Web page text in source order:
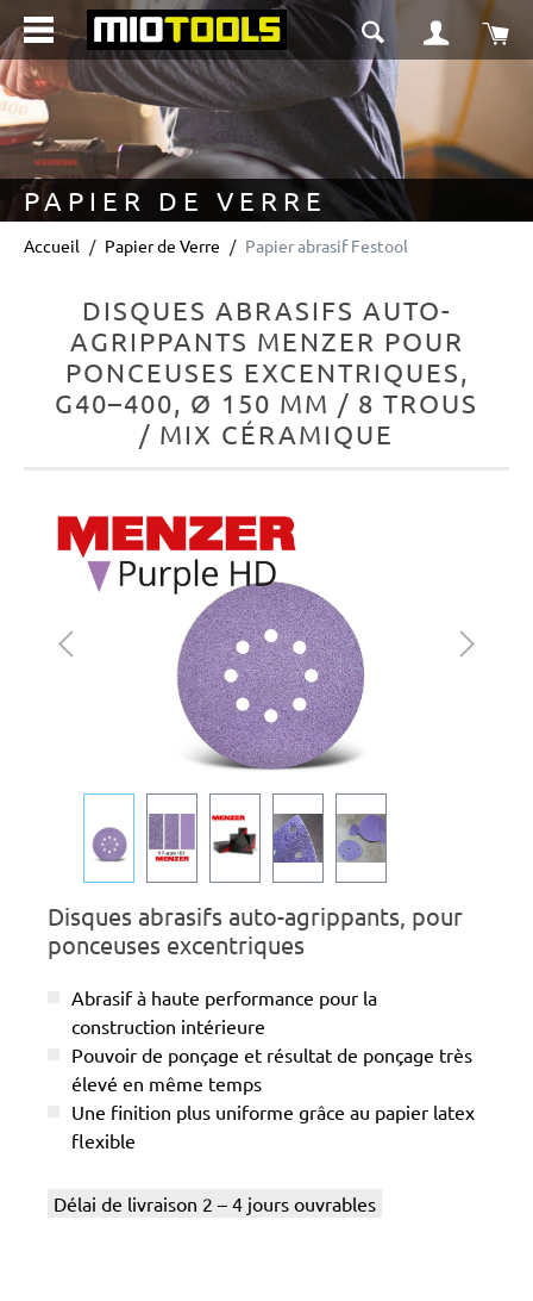
principal
PAPIER DE VERRE
Accueil Papier de Verre Papier abrasif Festool
DISQUES ABRASIFS AUTO-
AGRIPPANTS MENZER POUR
PONCEUSES EXCENTRIQUES,
G40–400, Ø 150 MM / 8 TROUS
/ MIX CÉRAMIQUE
Ignorer la galerie d'images
Disques abrasifs auto-agrippants, pour
ponceuses excentriques
Abrasif à haute performance pour la
construction intérieure
Pouvoir de ponçage et résultat de ponçage très
élevé en même temps
Une finition plus uniforme grâce au papier latex
flexible
Délai de livraison 2 – 4 jours ouvrables